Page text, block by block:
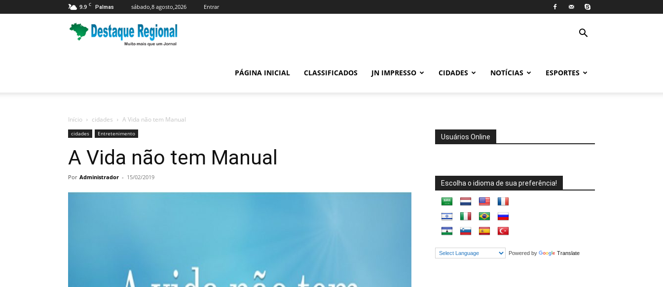
9.9 C Palmas sábado,8 agosto,2026 Entrar
PÁGINA INICIAL CLASSIFICADOS JN IMPRESSO CIDADES NOTÍCIAS ESPORTES
Início cidades A Vida não tem Manual
cidades Entretenimento
A Vida não tem Manual
Por Administrador - 15/02/2019
Usuários Online
Escolha o idioma de sua preferência!
Powered by Translate